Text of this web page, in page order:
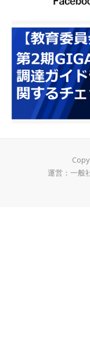
運営：一般